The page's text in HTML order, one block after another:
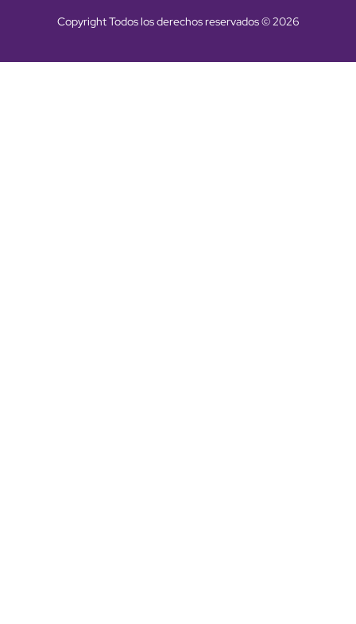
Copyright Todos los derechos reservados © 2026